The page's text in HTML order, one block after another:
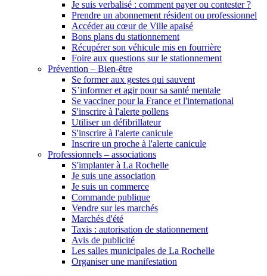
Je suis verbalisé : comment payer ou contester ?
Prendre un abonnement résident ou professionnel
Accéder au cœur de Ville apaisé
Bons plans du stationnement
Récupérer son véhicule mis en fourrière
Foire aux questions sur le stationnement
Prévention – Bien-être
Se former aux gestes qui sauvent
S’informer et agir pour sa santé mentale
Se vacciner pour la France et l'international
S'inscrire à l'alerte pollens
Utiliser un défibrillateur
S'inscrire à l'alerte canicule
Inscrire un proche à l'alerte canicule
Professionnels – associations
S'implanter à La Rochelle
Je suis une association
Je suis un commerce
Commande publique
Vendre sur les marchés
Marchés d'été
Taxis : autorisation de stationnement
Avis de publicité
Les salles municipales de La Rochelle
Organiser une manifestation